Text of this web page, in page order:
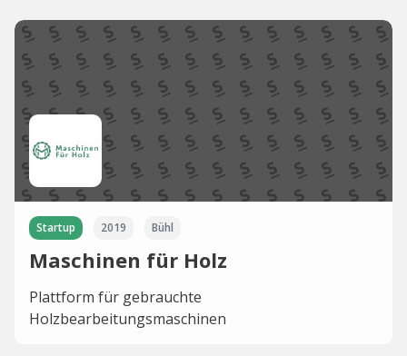
Startup 2019 Bühl
Maschinen für Holz
Plattform für gebrauchte
Holzbearbeitungsmaschinen